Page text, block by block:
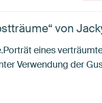
von
eines
Verwendung der